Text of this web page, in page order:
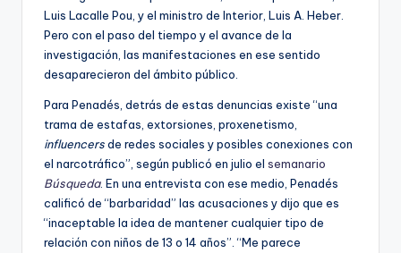
Luis Lacalle Pou, y el ministro de Interior, Luis A. Heber.
Pero con el paso del tiempo y el avance de la
investigación, las manifestaciones en ese sentido
desaparecieron del ámbito público.
Para Penadés, detrás de estas denuncias existe “una
trama de estafas, extorsiones, proxenetismo,
influencersde redes sociales y posibles conexiones con
el narcotráfico”, según publicó en julio el semanario
Búsqueda. En una entrevista con ese medio, Penadés
calificó de “barbaridad” las acusaciones y dijo que es
“inaceptable la idea de mantener cualquier tipo de
relación con niños de 13 o 14 años”. “Me parece